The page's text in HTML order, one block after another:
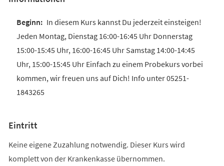
In diesem Kurs kannst Du jederzeit einsteigen!
Jeden Montag, Dienstag 16:00-16:45 Uhr Donnerstag
15:00-15:45 Uhr, 16:00-16:45 Uhr Samstag 14:00-14:45
Uhr, 15:00-15:45 Uhr Einfach zu einem Probekurs vorbei
kommen, wir freuen uns auf Dich! Info unter 05251-
1843265
Eintritt
Keine eigene Zuzahlung notwendig. Dieser Kurs wird
komplett von der Krankenkasse übernommen.